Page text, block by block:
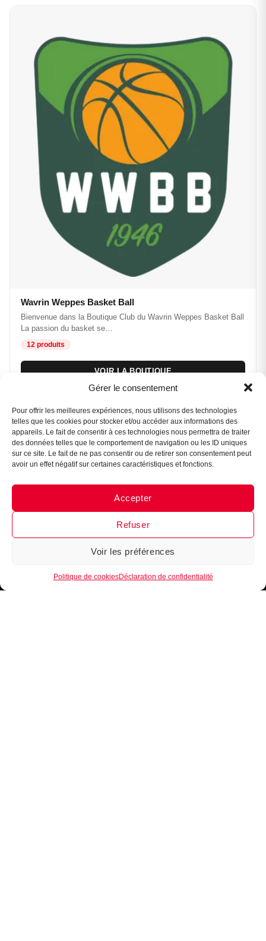
Gérer le consentement
Pour offrir les meilleures expériences, nous utilisons des technologies
telles que les cookies pour stocker et/ou accéder aux informations des
appareils. Le fait de consentir à ces technologies nous permettra de traiter
des données telles que le comportement de navigation ou les ID uniques
sur ce site. Le fait de ne pas consentir ou de retirer son consentement peut
avoir un effet négatif sur certaines caractéristiques et fonctions.
Accepter
Refuser
Voir les préférences
Politique de cookiesDéclaration de confidentialité
Messenger · Instagram
Wavrin Weppes Basket Ball
Bienvenue dans la Boutique Club du Wavrin Weppes Basket Ball
La passion du basket se…
12 produits
VOIR LA BOUTIQUE